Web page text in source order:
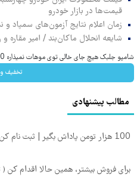
قیمت‌ها در بازار خودرو
زمان اعلام نتایج آزمون‌های سمپاد
شایعه انحلال ماکان‌بند / امیر مقاره
شامپو جلبک هیچ جای خالی توی موهات نمیذاره 40%تخفیف
تخفیف
مطالب پیشنهادی
100 هزار تومن پاداش بگیر | ثبت نام کن
برای فروش بیشتر، همین حالا اقدام کن